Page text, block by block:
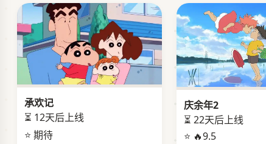
承欢记
⏳ 12天后上线
⭐ 期待
庆余年2
⏳ 22天后上线
⭐ 🔥9.5